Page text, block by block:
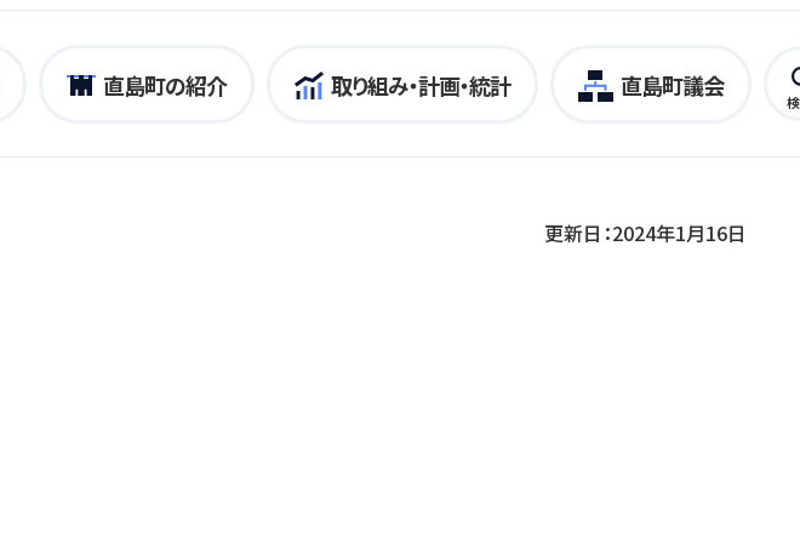
直島町の紹介 取り組み・計画・統計 直島町議会
更新日：2024年1月16日